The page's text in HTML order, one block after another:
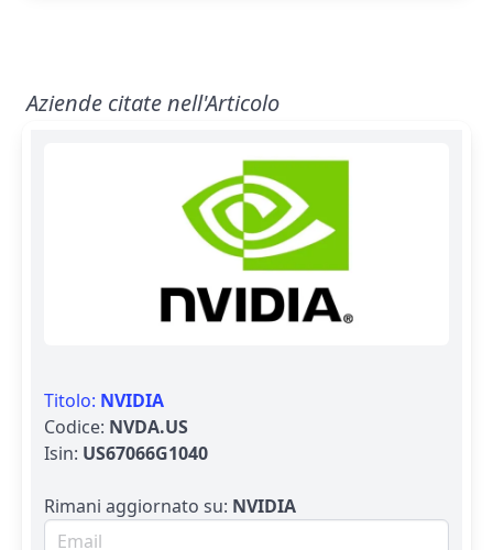
Aziende citate nell'Articolo
Titolo: NVIDIA
Codice: NVDA.US
Isin: US67066G1040
Rimani aggiornato su: NVIDIA
Email per newsletter